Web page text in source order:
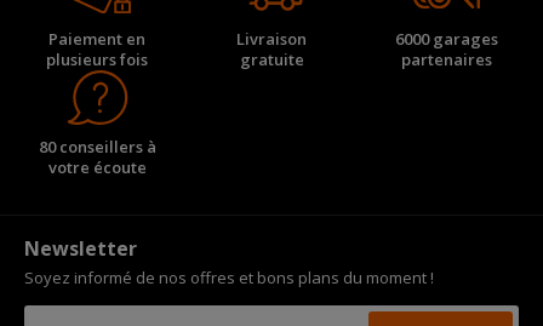
Paiement en
plusieurs fois
Livraison
gratuite
6000 garages
partenaires
80 conseillers à
votre écoute
Newsletter
Soyez informé de nos offres et bons plans du moment !